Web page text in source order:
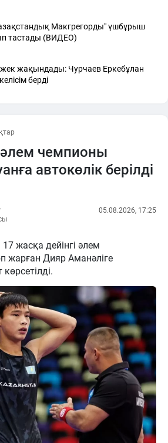
Макгрегорды" үшбұрыш
тастады (ВИДЕО)
жек жақындады: Чурчаев Еркебұлан
берді
чемпионы
автокөлік берілді
05.08.2026, 17:25
жасқа дейінгі әлем
жарған Дияр Аманәліге